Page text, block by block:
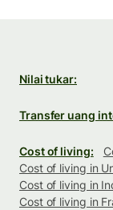
Nilai tukar:
Transfer uang
Cost of living:
Cost of living in
Cost of living in
Cost of living in